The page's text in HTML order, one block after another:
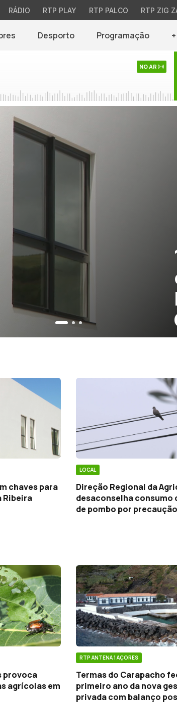
RÁDIO RTP PLAY RTP PALCO RTP ZIG
Desporto Programação
NO AR
chaves para
Ribeira
LOCAL
Direção Regional da
desaconselha consumo
de pombo por precaução
provoca
agrícolas em
RTP ANTENA 1 AÇORES
Termas do Carapacho
primeiro ano da nova
privada com balanço